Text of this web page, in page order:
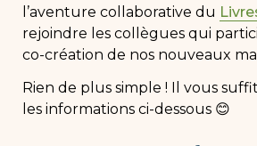
l’aventure collaborative du
rejoindre les collègues qui
co-création de nos nouveaux
Rien de plus simple ! Il vous
les informations ci-dessous 😊